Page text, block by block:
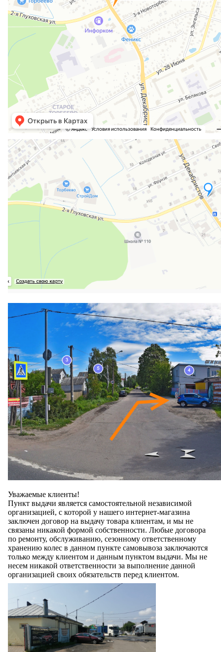
Уважаемые клиенты!
Пункт выдачи является самостоятельной независимой
организацией, с которой у нашего интернет-магазина
заключен договор на выдачу товара клиентам, и мы не
связаны никакой формой собственности. Любые договора
по ремонту, обслуживанию, сезонному ответственному
хранению колес в данном пункте самовывоза заключаются
только между клиентом и данным пунктом выдачи. Мы не
несем никакой ответственности за выполнение данной
организацией своих обязательств перед клиентом.